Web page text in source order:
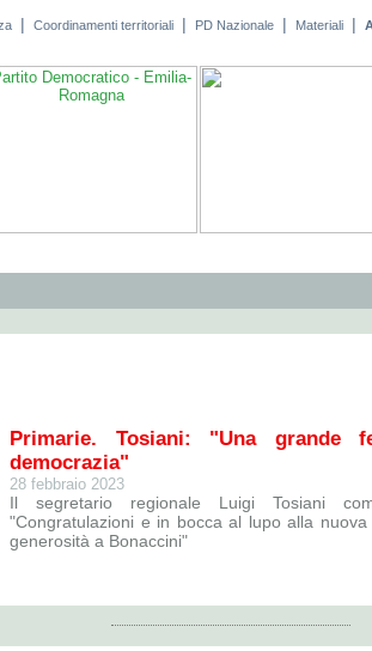
| Coordinamenti territoriali | PD Nazionale | Materiali |
Primarie. Tosiani: "Una grande
democrazia"
28 febbraio 2023
Il segretario regionale Luigi Tosiani
"Congratulazioni e in bocca al lupo alla
generosità a Bonaccini"